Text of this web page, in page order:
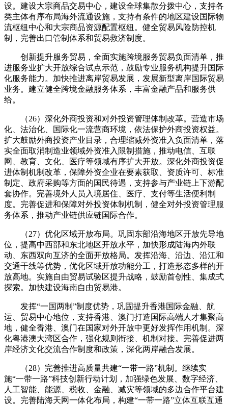
设。建设大宗商品交易中心，建设全球集散分拨中心，支持各
类主体有序布局海外流通设施，支持有条件的地区建设国际物
流枢纽中心和大宗商品资源配置枢纽。健全贸易风险防控机
制，完善出口管制体系和贸易救济制度。
创新提升服务贸易，全面实施跨境服务贸易负面清单，推
进服务业扩大开放综合试点示范，鼓励专业服务机构提升国际
化服务能力。加快推进离岸贸易发展，发展新型离岸国际贸易
业务。建立健全跨境金融服务体系，丰富金融产品和服务供
给。
（26）深化外商投资和对外投资管理体制改革。营造市场
化、法治化、国际化一流营商环境，依法保护外商投资权益。
扩大鼓励外商投资产业目录，合理缩减外资准入负面清单，落
实全面取消制造业领域外资准入限制措施，推动电信、互联
网、教育、文化、医疗等领域有序扩大开放。深化外商投资促
进体制机制改革，保障外资企业在要素获取、资质许可、标准
制定、政府采购等方面的国民待遇，支持参与产业链上下游配
套协作。完善境外人员入境居住、医疗、支付等生活便利制
度。完善促进和保障对外投资体制机制，健全对外投资管理服
务体系，推动产业链供应链国际合作。
（27）优化区域开放布局。巩固东部沿海地区开放先导地
位，提高中西部和东北地区开放水平，加快形成陆海内外联
动、东西双向互济的全面开放格局。发挥沿海、沿边、沿江和
交通干线等优势，优化区域开放功能分工，打造形态多样的开
放高地。实施自由贸易试验区提升战略，鼓励首创性、集成式
探索。加快建设海南自由贸易港。
发挥“一国两制”制度优势，巩固提升香港国际金融、航
运、贸易中心地位，支持香港、澳门打造国际高端人才集聚高
地，健全香港、澳门在国家对外开放中更好发挥作用机制。深
化粤港澳大湾区合作，强化规则衔接、机制对接。完善促进两
岸经济文化交流合作制度和政策，深化两岸融合发展。
（28）完善推进高质量共建“一带一路”机制。继续实
施“一带一路”科技创新行动计划，加强绿色发展、数字经济、
人工智能、能源、税收、金融、减灾等领域的多边合作平台建
设。完善陆海天网一体化布局，构建“一带一路”立体互联互通